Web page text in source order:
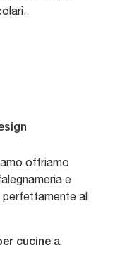
offriamo
e
al
cucine a